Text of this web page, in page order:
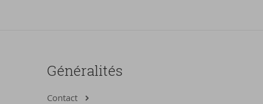
Généralités
Contact